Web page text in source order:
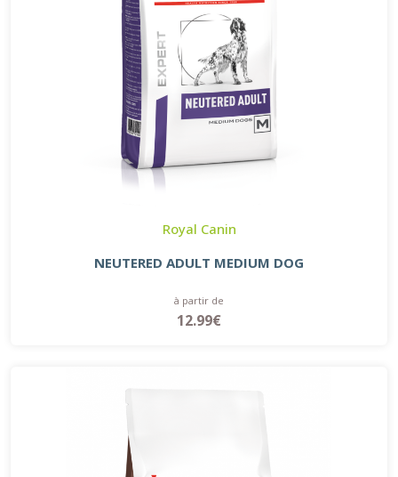
Royal Canin
NEUTERED ADULT MEDIUM DOG
à partir de
12.99€